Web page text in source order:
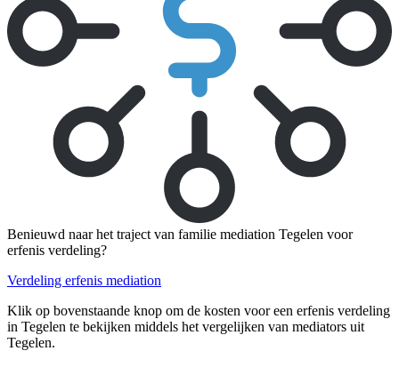
Benieuwd naar het traject van familie mediation Tegelen voor
erfenis verdeling?
Verdeling erfenis mediation
Klik op bovenstaande knop om de kosten voor een erfenis verdeling
in Tegelen te bekijken middels het vergelijken van mediators uit
Tegelen.